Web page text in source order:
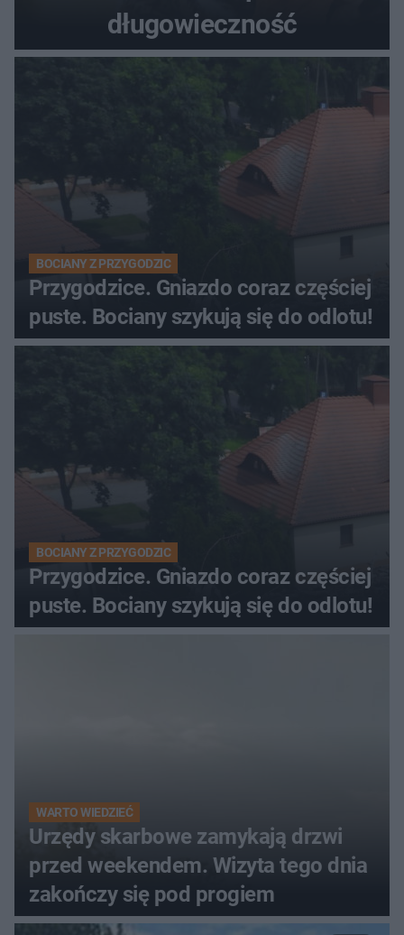
długowieczność
BOCIANY Z PRZYGODZIC
Przygodzice. Gniazdo coraz częściej
puste. Bociany szykują się do odlotu!
BOCIANY Z PRZYGODZIC
Przygodzice. Gniazdo coraz częściej
puste. Bociany szykują się do odlotu!
WARTO WIEDZIEĆ
Urzędy skarbowe zamykają drzwi
przed weekendem. Wizyta tego dnia
zakończy się pod progiem